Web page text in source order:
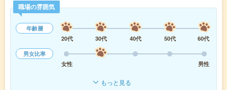
職場の雰囲気
年齢層
20代
30代 40代 50代
60代
男女比率
女性
男性
もっと見る